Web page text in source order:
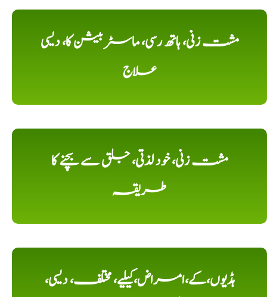
مشت زنی، ہاتھ رسی، ماسٹر بیشن کا، دیسی
علاج
مشت زنی، خود لذتی، جلق سے بچنے کا
طریقہ
ہڈیوں،کے،امراض،کیلیے، مختلف، دیسی،